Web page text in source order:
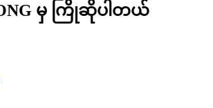
မှ ကြိုဆိုပါတယ်